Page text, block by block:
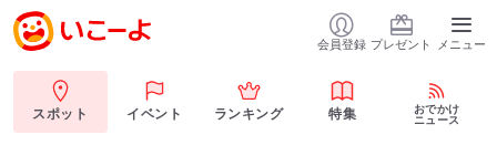
会員登録 プレゼント メニュー
スポット イベント ランキング 特集
おでかけ
ニュース